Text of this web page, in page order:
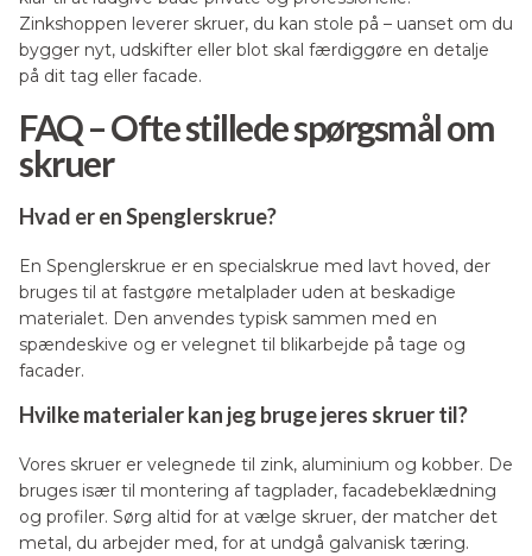
Zinkshoppen leverer skruer, du kan stole på – uanset om du
bygger nyt, udskifter eller blot skal færdiggøre en detalje
på dit tag eller facade.
FAQ – Ofte stillede spørgsmål om
skruer
Hvad er en Spenglerskrue?
En Spenglerskrue er en specialskrue med lavt hoved, der
bruges til at fastgøre metalplader uden at beskadige
materialet. Den anvendes typisk sammen med en
spændeskive og er velegnet til blikarbejde på tage og
facader.
Hvilke materialer kan jeg bruge jeres skruer til?
Vores skruer er velegnede til zink, aluminium og kobber. De
bruges især til montering af tagplader, facadebeklædning
og profiler. Sørg altid for at vælge skruer, der matcher det
metal, du arbejder med, for at undgå galvanisk tæring.